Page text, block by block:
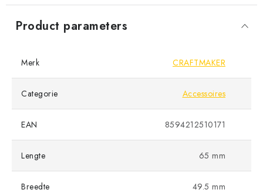
Product parameters
Merk CRAFTMAKER
Categorie Accessoires
EAN 8594212510171
Lengte 65 mm
Breedte 49.5 mm